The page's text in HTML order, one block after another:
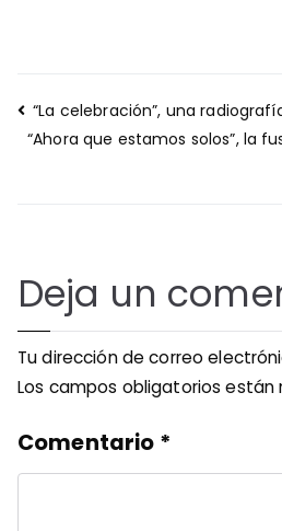
Navegación
de
“La celebración”, una
“Ahora que estamos solos”, la
Deja un
Tu dirección de correo
Los campos obligatorios están
Comentario *